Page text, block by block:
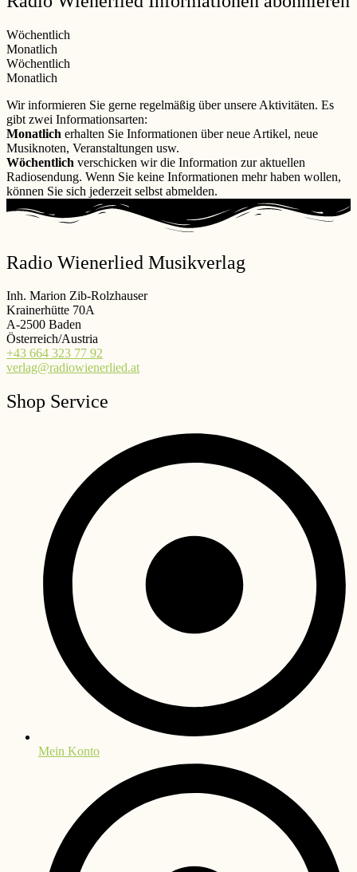
Wöchentlich
Monatlich
Wöchentlich
Monatlich
Wir informieren Sie gerne regelmäßig über unsere Aktivitäten. Es
gibt zwei Informationsarten:
Monatlich erhalten Sie Informationen über neue Artikel, neue
Musiknoten, Veranstaltungen usw.
Wöchentlich verschicken wir die Information zur aktuellen
Radiosendung. Wenn Sie keine Informationen mehr haben wollen,
können Sie sich jederzeit selbst abmelden.
Radio Wienerlied Musikverlag
Inh. Marion Zib-Rolzhauser
Krainerhütte 70A
A-2500 Baden
Österreich/Austria
+43 664 323 77 92
verlag@radiowienerlied.at
Shop Service
Mein Konto